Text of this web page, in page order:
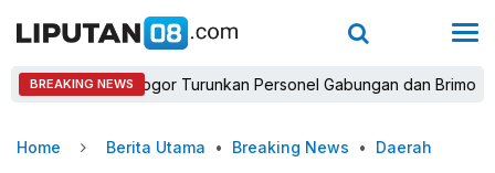
BREAKING NEWS
Bogor Turunkan Personel Gabungan dan Brimob,
Home Berita Utama • Breaking News • Daerah